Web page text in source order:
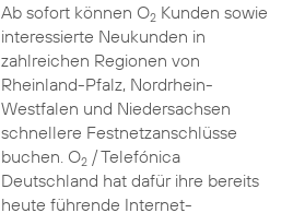
Ab sofort können O2Kunden sowie
interessierte Neukunden in
zahlreichen Regionen von
Rheinland-Pfalz, Nordrhein-
Westfalen und Niedersachsen
schnellere Festnetzanschlüsse
buchen. O2/ Telefónica
Deutschland hat dafür ihre bereits
heute führende Internet-